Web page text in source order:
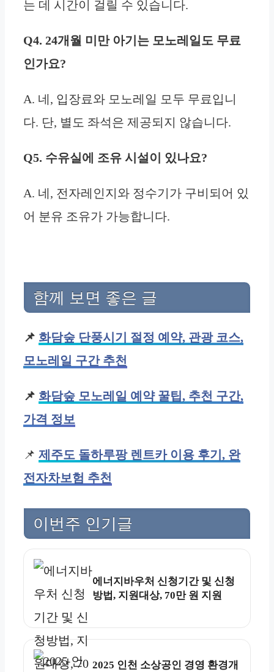
는 데 시간이 걸릴 수 있습니다.
Q4. 24개월 미만 아기는 모노레일도 무료
인가요?
A. 네, 입장료와 모노레일 모두 무료입니
다. 단, 별도 좌석은 제공되지 않습니다.
Q5. 수유실에 조유 시설이 있나요?
A. 네, 전자레인지와 정수기가 구비되어 있
어 분유 조유가 가능합니다.
함께 보면 좋은 글
📌 화담숲 단풍시기 절정 예약, 관광 코스,
모노레일 구간 추천
📌 화담숲 모노레일 예약 꿀팁, 추천 구간,
가격 정보
📌 제주도 돌하루팡 렌트카 이용 후기, 완
전자차보험 추천
이번주 인기글
에너지바우처 신청기간 및 신청
방법, 지원대상, 70만 원 지원
2025 인천 소상공인 경영 환경개